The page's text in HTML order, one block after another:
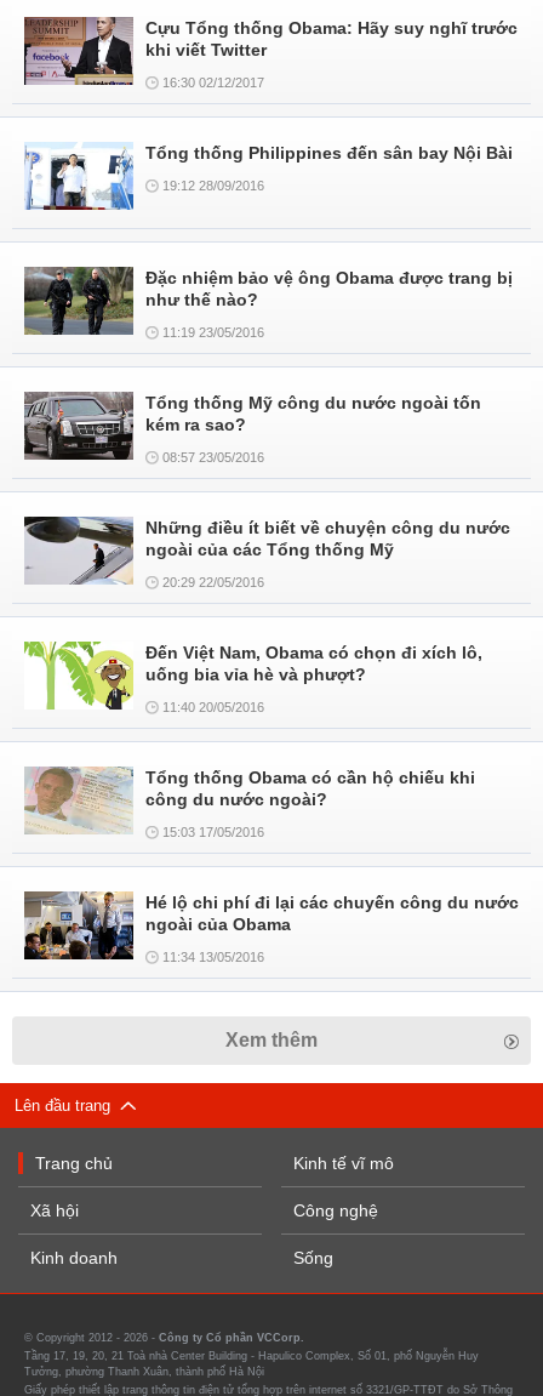
Cựu Tổng thống Obama: Hãy suy nghĩ trước
khi viết Twitter
16:30 02/12/2017
Tổng thống Philippines đến sân bay Nội Bài
19:12 28/09/2016
Đặc nhiệm bảo vệ ông Obama được trang bị
như thế nào?
11:19 23/05/2016
Tổng thống Mỹ công du nước ngoài tốn
kém ra sao?
08:57 23/05/2016
Những điều ít biết về chuyện công du nước
ngoài của các Tổng thống Mỹ
20:29 22/05/2016
Đến Việt Nam, Obama có chọn đi xích lô,
uống bia vỉa hè và phượt?
11:40 20/05/2016
Tổng thống Obama có cần hộ chiếu khi
công du nước ngoài?
15:03 17/05/2016
Hé lộ chi phí đi lại các chuyến công du nước
ngoài của Obama
11:34 13/05/2016
Xem thêm
Lên đầu trang
Trang chủ
Xã hội
Kinh doanh
Kinh tế vĩ mô
Công nghệ
Sống
© Copyright 2012 - 2026 - Công ty Cổ phần VCCorp.
Tầng 17, 19, 20, 21 Toà nhà Center Building - Hapulico Complex, Số 01, phố Nguyễn Huy
Tưởng, phường Thanh Xuân, thành phố Hà Nội
Giấy phép thiết lập trang thông tin điện tử tổng hợp trên internet số 3321/GP-TTĐT do Sở Thông